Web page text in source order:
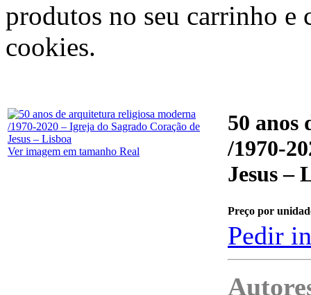
produtos no seu carrinho e
cookies.
Ver imagem em tamanho Real
50 anos
/1970-
Jesus –
Preço por
Pedir